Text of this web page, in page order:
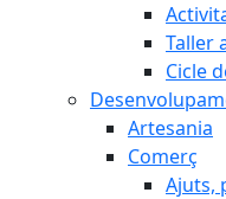
Taller
Cicle
Artesania
Comerç
Ajuts,